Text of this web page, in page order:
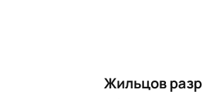
Жильцов